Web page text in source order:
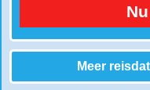
Meer